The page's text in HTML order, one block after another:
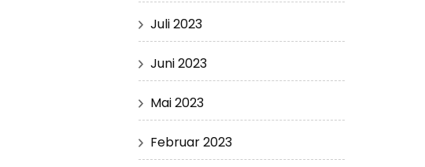
Juli 2023
Juni 2023
Mai 2023
Februar 2023